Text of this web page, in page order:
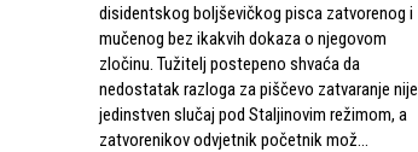
disidentskog boljševičkog pisca zatvorenog i
mučenog bez ikakvih dokaza o njegovom
zločinu. Tužitelj postepeno shvaća da
nedostatak razloga za piščevo zatvaranje nije
jedinstven slučaj pod Staljinovim režimom, a
zatvorenikov odvjetnik početnik mož...